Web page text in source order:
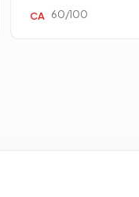
CA 60/100